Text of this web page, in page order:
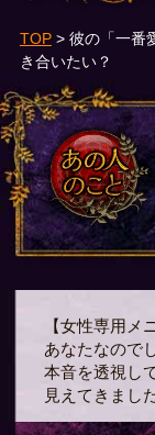
TOP> 彼の「一番
き合いたい？
【女性専用メ
あなたなので
本音を透視し
見えてきまし